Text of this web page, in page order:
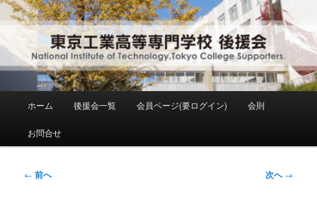
メ
イ
ン
コ
ン
東京工業高等専門学校 後援会
National Institute of Technology ,Tokyo College Supporters.
メ
ホーム 後援会一覧 会員ページ(要ログイン) 会則
お問合せ
投
← 前へ 次へ→